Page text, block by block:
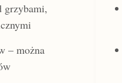
grzybami,
– można